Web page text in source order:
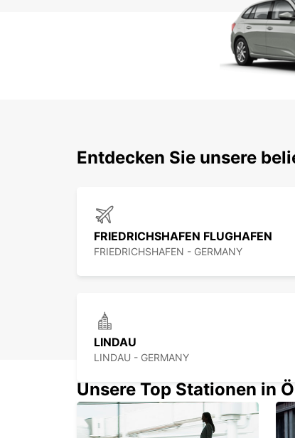
Entdecken Sie unsere
FRIEDRICHSHAFEN FLUGHAFEN
FRIEDRICHSHAFEN - GERMANY
LINDAU
LINDAU - GERMANY
Unsere Top Stationen in